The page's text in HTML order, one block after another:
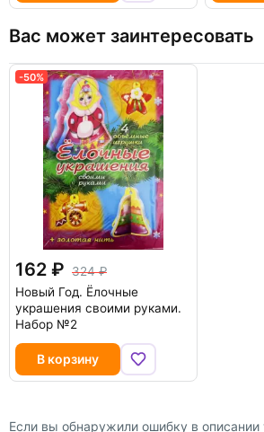
Вас может заинтересовать
-50%
162
324
Новый Год. Ёлочные
украшения своими руками.
Набор №2
В корзину
Если вы обнаружили ошибку в описании